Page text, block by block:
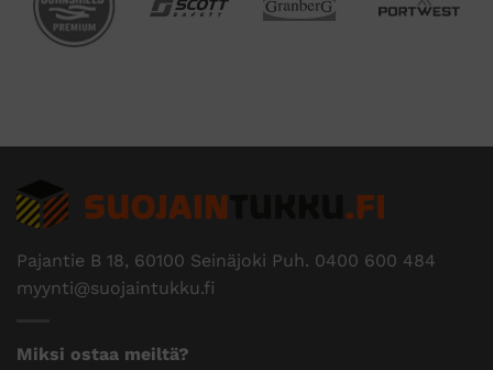
Pajantie B 18, 60100 Seinäjoki Puh. 0400 600 484
myynti@suojaintukku.fi
Miksi ostaa meiltä?